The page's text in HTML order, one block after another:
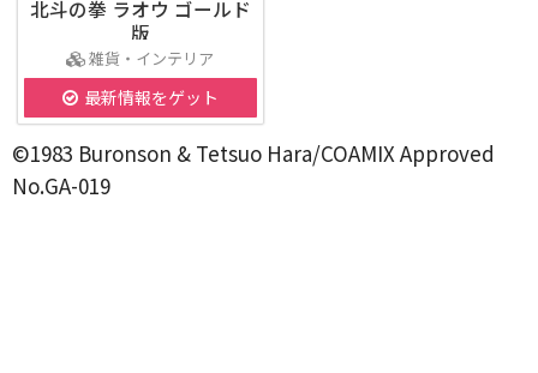
北斗の拳 ラオウ ゴールド
版
雑貨・インテリア
最新情報をゲット
©1983 Buronson & Tetsuo Hara/COAMIX Approved
No.GA-019